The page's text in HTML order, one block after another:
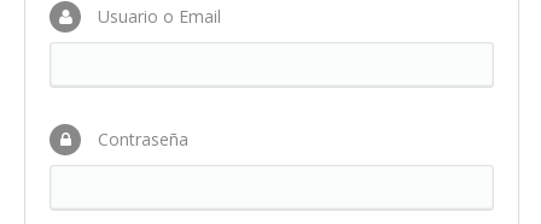
Usuario o Email
Contraseña